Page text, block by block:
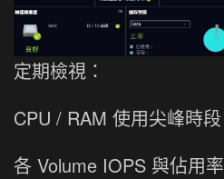
定期檢視：
CPU / RAM 使用尖峰時段
各 Volume IOPS 與佔用率